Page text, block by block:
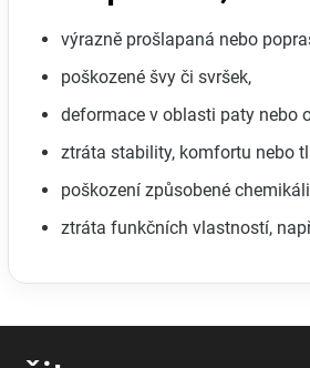
výrazně prošlapaná nebo
poškozené švy či svršek,
deformace v oblasti paty nebo
ztráta stability, komfortu nebo
poškození způsobené
ztráta funkčních vlastností,